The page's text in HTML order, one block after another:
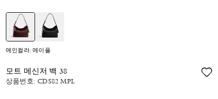
메인컬러: 메이플
모트 메신저 백 38
상품번호:CDS82 MPL